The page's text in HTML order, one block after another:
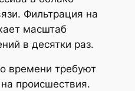
Фильтрация на
масштаб
в десятки раз.
времени требуют
происшествия.